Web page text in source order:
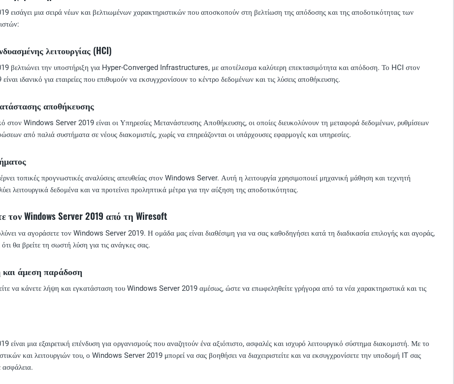
μια σειρά νέων και βελτιωμένων χαρακτηριστικών που αποσκοπούν στη βελτίωση της απόδοσης και της αποδοτικότητας των
λειτουργίας (HCI)
βελτιώνει την υποστήριξη για Hyper-Converged Infrastructures, με αποτέλεσμα καλύτερη επεκτασιμότητα και απόδοση. Το HCI στον
ιδανικό για εταιρείες που επιθυμούν να εκσυγχρονίσουν το κέντρο δεδομένων και τις λύσεις αποθήκευσης.
αποθήκευσης
στον Windows Server 2019 είναι οι Υπηρεσίες Μετανάστευσης Αποθήκευσης, οι οποίες διευκολύνουν τη μεταφορά δεδομένων, ρυθμίσεων
από παλιά συστήματα σε νέους διακομιστές, χωρίς να επηρεάζονται οι υπάρχουσες εφαρμογές και υπηρεσίες.
τοπικές προγνωστικές αναλύσεις απευθείας στον Windows Server. Αυτή η λειτουργία χρησιμοποιεί μηχανική μάθηση και τεχνητή
λειτουργικά δεδομένα και να προτείνει προληπτικά μέτρα για την αύξηση της αποδοτικότητας.
τον Windows Server 2019 από τη Wiresoft
να αγοράσετε τον Windows Server 2019. Η ομάδα μας είναι διαθέσιμη για να σας καθοδηγήσει κατά τη διαδικασία επιλογής και αγοράς,
θα βρείτε τη σωστή λύση για τις ανάγκες σας.
άμεση παράδοση
να κάνετε λήψη και εγκατάσταση του Windows Server 2019 αμέσως, ώστε να επωφεληθείτε γρήγορα από τα νέα χαρακτηριστικά και τις
μια εξαιρετική επένδυση για οργανισμούς που αναζητούν ένα αξιόπιστο, ασφαλές και ισχυρό λειτουργικό σύστημα διακομιστή. Με το
και λειτουργιών του, ο Windows Server 2019 μπορεί να σας βοηθήσει να διαχειριστείτε και να εκσυγχρονίσετε την υποδομή IT σας
ασφάλεια.